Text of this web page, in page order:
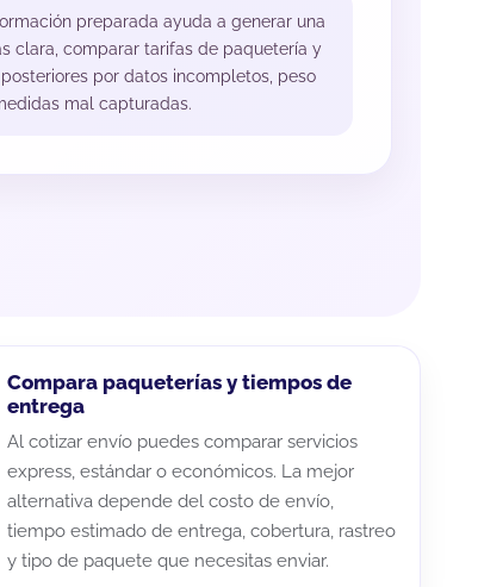
preparada ayuda a generar una
clara, comparar tarifas de paquetería y
por datos incompletos, peso
mal capturadas.
Compara paqueterías y tiempos de
entrega
Al cotizar envío puedes comparar servicios
express, estándar o económicos. La mejor
alternativa depende del costo de envío,
tiempo estimado de entrega, cobertura, rastreo
y tipo de paquete que necesitas enviar.